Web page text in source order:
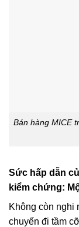
Bán hàng MICE
Sức hấp dẫn
kiểm chứng:
Không còn nghi
chuyến đi tầm